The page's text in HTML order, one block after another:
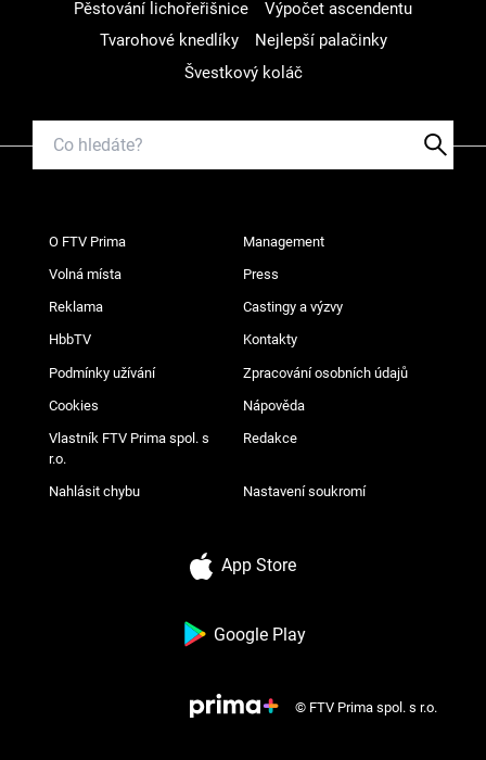
Pěstování lichořeřišnice
Výpočet ascendentu
Tvarohové knedlíky
Nejlepší palačinky
Švestkový koláč
O FTV Prima Management
Volná místa Press
Reklama Castingy a výzvy
HbbTV Kontakty
Podmínky užívání Zpracování osobních údajů
Cookies Nápověda
Vlastník FTV Prima spol. s
r.o.
Redakce
Nahlásit chybu Nastavení soukromí
App Store
Google Play
© FTV Prima spol. s r.o.